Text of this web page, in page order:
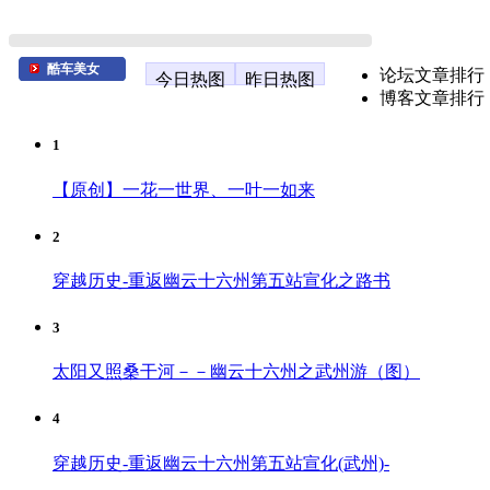
酷车美女
今日热图 昨日热图
论坛文章排行
博客文章排行
1
【原创】一花一世界、一叶一如来
2
穿越历史-重返幽云十六州第五站宣化之路书
3
太阳又照桑干河－－幽云十六州之武州游（图）
4
穿越历史-重返幽云十六州第五站宣化(武州)-